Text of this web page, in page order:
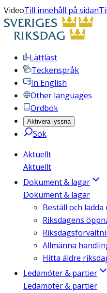
VideoTill innehåll på sidan
Lättläst
Teckenspråk
In English
Other languages
Ordbok
Aktivera lyssna
Sök
Aktuellt
Aktuellt
Dokument & lagar
Dokument & lagar
Beställ och ladda
Riksdagens
Allmänna
Hitta äldre
Ledamöter & partier
Ledamöter & partier